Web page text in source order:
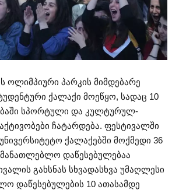
ოლიმპიური პარკის მიმდებარე
ქალაქი მოეწყო, სადაც 10
სპორტული და კულტურულ-
ჩატარდება. ფესტივალში
ქალაქებში მოქმედი 36
დაწესებულებაა
გახსნას სხვადასხვა უმაღლესი
დაწესებულების 10 ათასამდე